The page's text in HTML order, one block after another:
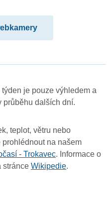
je pouze výhledem a
průběhu dalších dní.
teplot, větru nebo
na našem
- Trokavec. Informace o
stránce Wikipedie.